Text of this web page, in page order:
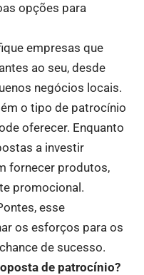
opções para
empresas que
ao seu, desde
negócios locais.
o tipo de patrocínio
oferecer. Enquanto
a investir
fornecer produtos,
promocional.
esse
os esforços para os
de sucesso.
de patrocínio?